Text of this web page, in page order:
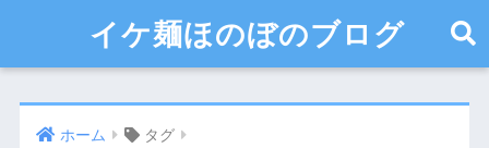
イケ麺ほのぼのブログ
ホーム タグ